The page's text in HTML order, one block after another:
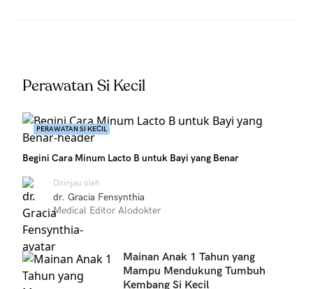
Perawatan Si Kecil
PERAWATAN SI KECIL
Begini Cara Minum Lacto B untuk Bayi yang Benar
Ditinjau oleh
dr. Gracia Fensynthia
Medical Editor Alodokter
Mainan Anak 1 Tahun yang
Mampu Mendukung Tumbuh
Kembang Si Kecil